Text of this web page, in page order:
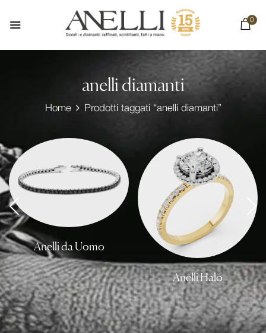
0
anelli diamanti
Home Prodotti taggati “anelli diamanti”
Anelli da Uomo
Anelli Halo